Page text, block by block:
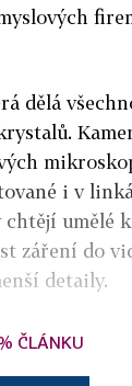
dělá
i v
umělé
záření do
detaily.
ČLÁNKU